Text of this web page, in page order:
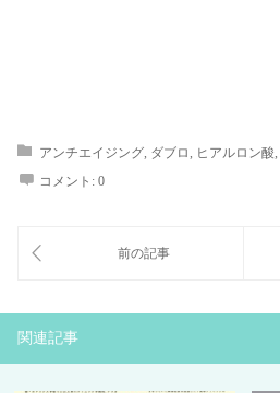
アンチエイジング, ダブロ, ヒアルロン酸,
コメント: 0
関連記事